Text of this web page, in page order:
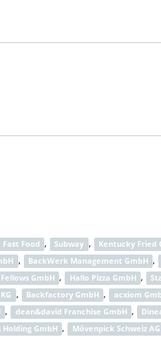
Fast Food , Subway , Kentucky Fried
, BackWerk Management GmbH ,
GmbH , Hallo Pizza GmbH ,
, Backfactory GmbH , acxiom
, dean&david Franchise GmbH ,
GmbH , Mövenpick Schweiz AG